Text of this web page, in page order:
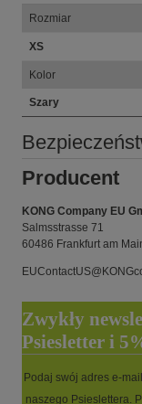
Rozmiar
XS
Kolor
Szary
Producent
KONG Company EU
Salmsstrasse 71
60486 Frankfurt am
Zwykły
Psiesletter i
Podaj swój adres e-
naszego Psieslettera.